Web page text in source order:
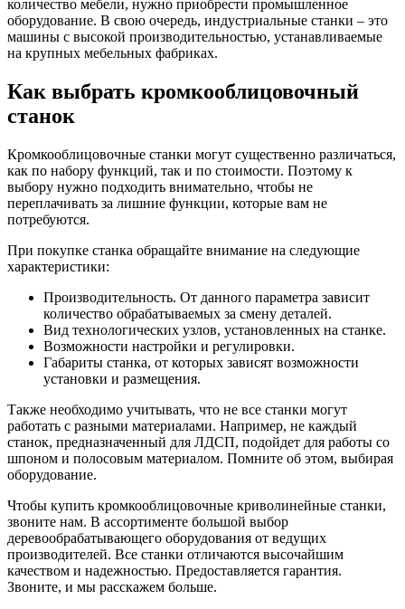
количество мебели, нужно приобрести промышленное
оборудование. В свою очередь, индустриальные станки – это
машины с высокой производительностью, устанавливаемые
на крупных мебельных фабриках.
Как выбрать кромкооблицовочный
станок
Кромкооблицовочные станки могут существенно различаться,
как по набору функций, так и по стоимости. Поэтому к
выбору нужно подходить внимательно, чтобы не
переплачивать за лишние функции, которые вам не
потребуются.
При покупке станка обращайте внимание на следующие
характеристики:
Производительность. От данного параметра зависит
количество обрабатываемых за смену деталей.
Вид технологических узлов, установленных на станке.
Возможности настройки и регулировки.
Габариты станка, от которых зависят возможности
установки и размещения.
Также необходимо учитывать, что не все станки могут
работать с разными материалами. Например, не каждый
станок, предназначенный для ЛДСП, подойдет для работы со
шпоном и полосовым материалом. Помните об этом, выбирая
оборудование.
Чтобы купить кромкооблицовочные криволинейные станки,
звоните нам. В ассортименте большой выбор
деревообрабатывающего оборудования от ведущих
производителей. Все станки отличаются высочайшим
качеством и надежностью. Предоставляется гарантия.
Звоните, и мы расскажем больше.